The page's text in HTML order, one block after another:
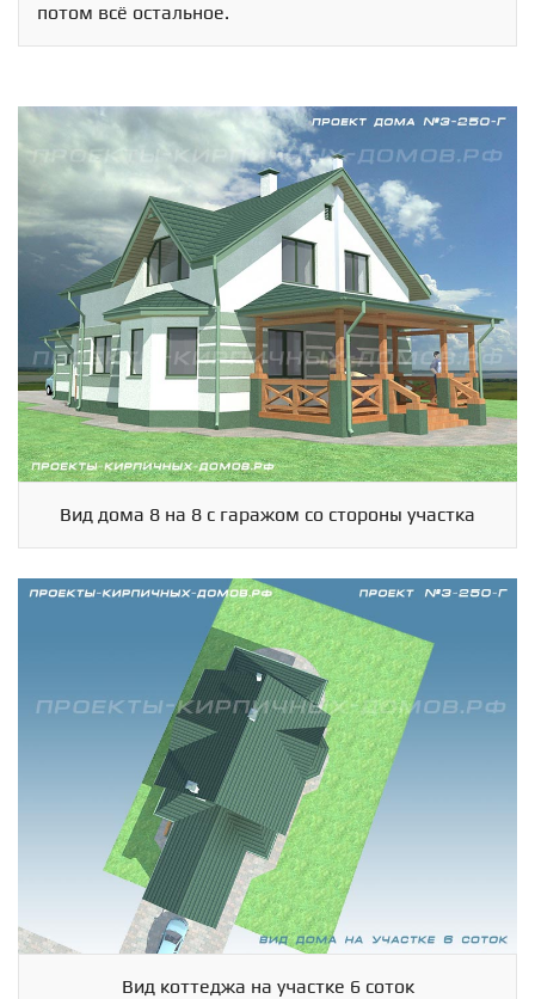
потом всё остальное.
Вид дома 8 на 8 с гаражом со стороны участка
Вид коттеджа на участке 6 соток